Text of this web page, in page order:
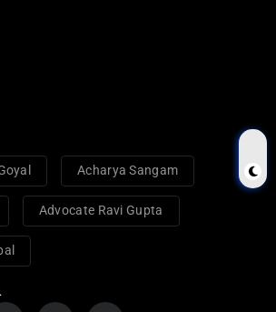
Acharya Sangam
Advocate Ravi Gupta